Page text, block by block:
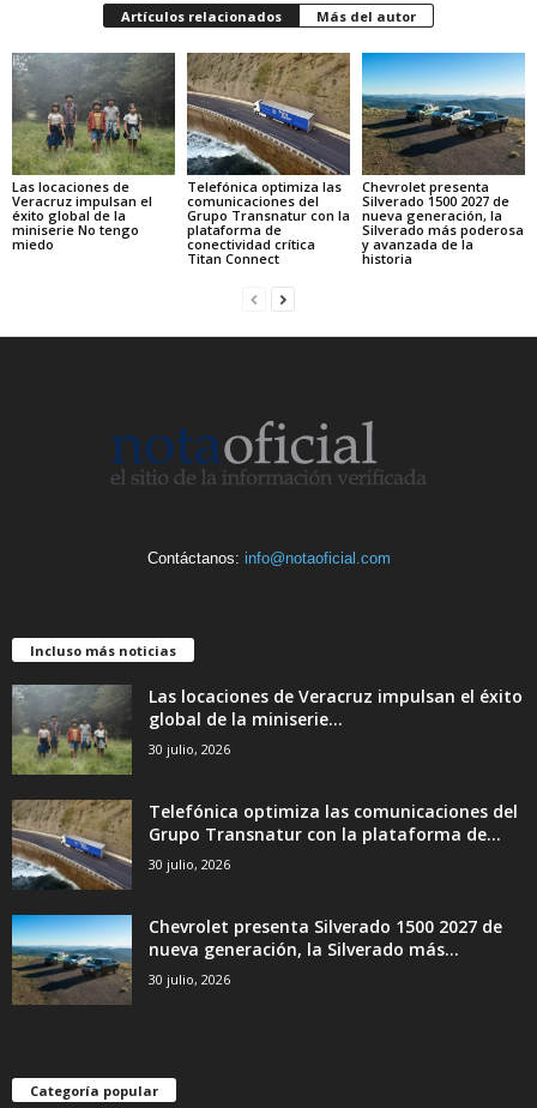
Artículos relacionados Más del autor
Las locaciones de
Veracruz impulsan el
éxito global de la
miniserie No tengo
miedo
Telefónica optimiza las
comunicaciones del
Grupo Transnatur con la
plataforma de
conectividad crítica
Titan Connect
Chevrolet presenta
Silverado 1500 2027 de
nueva generación, la
Silverado más poderosa
y avanzada de la
historia
Contáctanos: info@notaoficial.com
Incluso más noticias
Las locaciones de Veracruz impulsan el éxito
global de la miniserie...
30 julio, 2026
Telefónica optimiza las comunicaciones del
Grupo Transnatur con la plataforma de...
30 julio, 2026
Chevrolet presenta Silverado 1500 2027 de
nueva generación, la Silverado más...
30 julio, 2026
Categoría popular